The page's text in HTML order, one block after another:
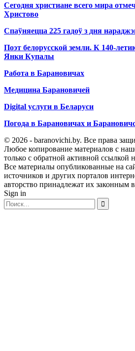
Сегодня христиане всего мира
Христово
Спаўняецца 225 гадоў з дня
Поэт белорусской земли. К 140-
Янки Купалы
Работа в Барановичах
Медицина Барановичей
Digital услуги в Беларуси
Погода в Барановичах и
© 2026 - baranovichi.by. Все права
Любое копирование материалов с
только с обратной активной ссылкой
Все материалы опубликованные на
источников и других порталов
авторство принадлежат их законным
Sign in